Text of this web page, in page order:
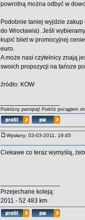
powrotną można odbyć w
Podobnie taniej wyjdzie
do Wrocławia). Jeśli
kupić bilet w promocyjnej
euro.
A może nasi czytelnicy znają
swoich propozycji na tańsze
źródło: KOW
Podróżny pamiętaj! Podróż pociągiem
Wysłany: 03-03-2011, 19:45
Ciekawe co teraz wymyślą,
Przejechane koleją:
2011 - 52 483 km